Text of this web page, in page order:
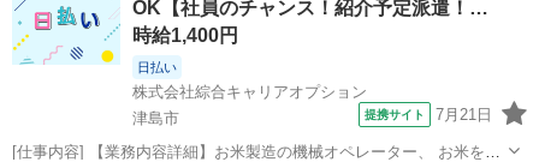
OK【社員のチャンス！紹介予定派遣！…
時給1,400円
日払い
株式会社綜合キャリアオプション
津島市
提携サイト 7月21日
[仕事内容] 【業務内容詳細】お米製造の機械オペレーター、 お米を機